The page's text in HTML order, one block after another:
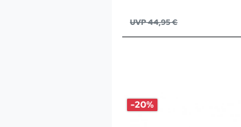
UVP 44,95 €
-20%